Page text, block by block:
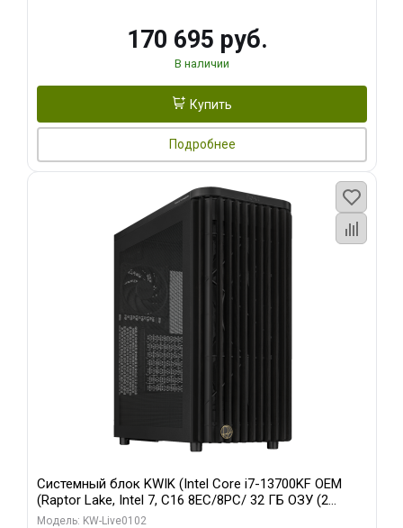
170 695 руб.
В наличии
Купить
Подробнее
Системный блок KWIK (Intel Core i7-13700KF OEM
(Raptor Lake, Intel 7, C16 8EC/8PC/ 32 ГБ ОЗУ (2
модуля)/ Afox RTX4090 24GB GDDR6X 384-Bit 3xDP
Модель: KW-Live0102